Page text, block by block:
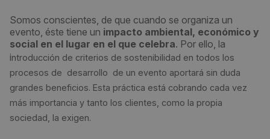
Somos conscientes, de que cuando se organiza un
evento, éste tiene un impacto ambiental, económico y
social en el lugar en el que celebra. Por ello, la
introducción de criterios de sostenibilidad en todos los
procesos de desarrollo de un evento aportará sin duda
grandes beneficios. Esta práctica está cobrando cada vez
más importancia y tanto los clientes, como la propia
sociedad, la exigen.